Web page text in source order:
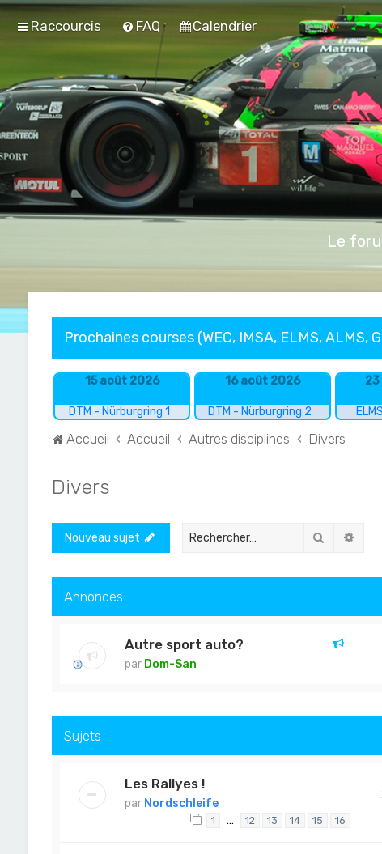
Raccourcis FAQ Calendrier
Le
Prochaines courses (WEC, IMSA, ELMS, ALMS,
15 août 2026
DTM - Nürburgring 1
16 août 2026
DTM - Nürburgring 2
Accueil Accueil Autres disciplines Divers
Divers
Nouveau sujet Rechercher
Annonces
Autre sport auto?
par Dom-San
Sujets
Les Rallyes !
par Nordschleife
1 … 12 13 14 15 16